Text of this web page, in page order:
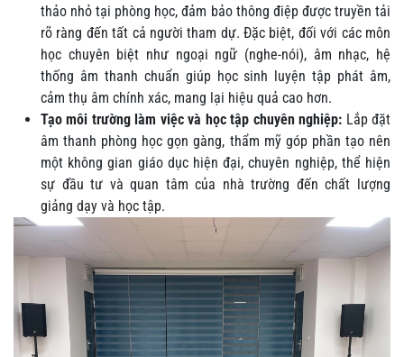
thảo nhỏ tại phòng học, đảm bảo thông điệp được truyền tải
rõ ràng đến tất cả người tham dự. Đặc biệt, đối với các môn
học chuyên biệt như ngoại ngữ (nghe-nói), âm nhạc, hệ
thống âm thanh chuẩn giúp học sinh luyện tập phát âm,
cảm thụ âm chính xác, mang lại hiệu quả cao hơn.
Tạo môi trường làm việc và học tập chuyên nghiệp: Lắp đặt
âm thanh phòng học gọn gàng, thẩm mỹ góp phần tạo nên
một không gian giáo dục hiện đại, chuyên nghiệp, thể hiện
sự đầu tư và quan tâm của nhà trường đến chất lượng
giảng dạy và học tập.